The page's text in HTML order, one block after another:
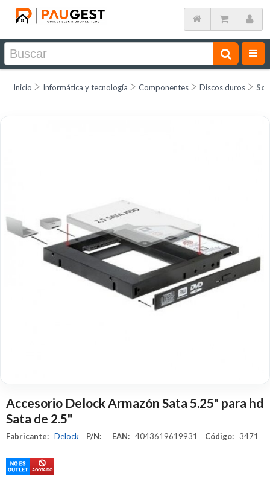
Inicio Informática y tecnología Componentes Discos duros
Accesorio Delock Armazón Sata 5.25" para hd
Sata de 2.5"
Fabricante: Delock P/N: EAN: 4043619619931 Código: 3471